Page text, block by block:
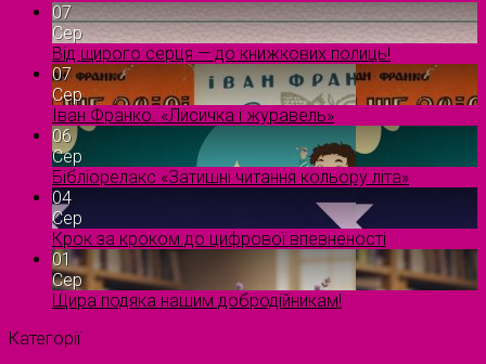
07
Сер
Від щирого серця — до книжкових полиць!
07
Сер
Іван Франко. «Лисичка і журавель»
06
Сер
Бібліорелакс «Затишні читання кольору літа»
04
Сер
Крок за кроком до цифрової впевненості
01
Сер
Щира подяка нашим добродійникам!
Категорії